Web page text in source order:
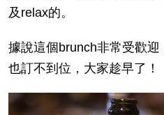
及relax的。
據說這個brunch非常受歡迎
也訂不到位，大家趁早了！